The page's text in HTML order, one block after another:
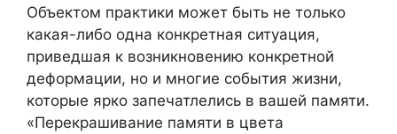
Объектом практики может быть не только
какая-либо одна конкретная ситуация,
приведшая к возникновению конкретной
деформации, но и многие события жизни,
которые ярко запечатлелись в вашей памяти.
«Перекрашивание памяти в цвета